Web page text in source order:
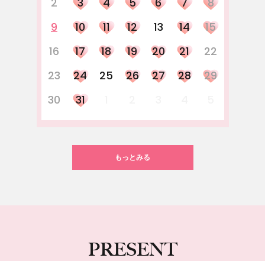
9
10 11 12 13 14
15
16
17 18 19 20 21
22
23
24 25 26 27 28
29
30
31
もっとみる
PRESENT